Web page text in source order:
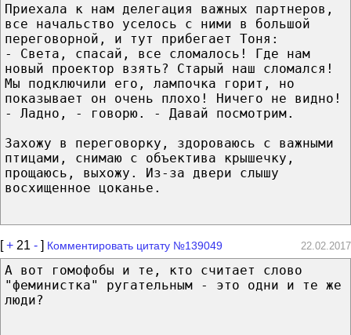
Приехала к нам делегация важных партнеров,
все начальство уселось с ними в большой
переговорной, и тут прибегает Тоня:
- Света, спасай, все сломалось! Где нам
новый проектор взять? Старый наш сломался!
Мы подключили его, лампочка горит, но
показывает он очень плохо! Ничего не видно!
- Ладно, - говорю. - Давай посмотрим.
Захожу в переговорку, здороваюсь с важными
птицами, снимаю с объектива крышечку,
прощаюсь, выхожу. Из-за двери слышу
восхищенное цоканье.
[+ 21 - ] Комментировать цитату №139049 22.02.2017
А вот гомофобы и те, кто считает слово
"феминистка" ругательным - это одни и те же
люди?